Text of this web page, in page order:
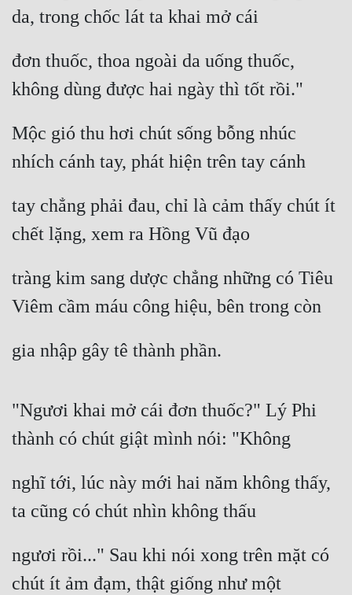
da, trong chốc lát ta khai mở cái
đơn thuốc, thoa ngoài da uống thuốc,
không dùng được hai ngày thì tốt rồi."
Mộc gió thu hơi chút sống bỗng nhúc
nhích cánh tay, phát hiện trên tay cánh
tay chẳng phải đau, chỉ là cảm thấy chút ít
chết lặng, xem ra Hồng Vũ đạo
tràng kim sang dược chẳng những có Tiêu
Viêm cầm máu công hiệu, bên trong còn
gia nhập gây tê thành phần.
"Ngươi khai mở cái đơn thuốc?" Lý Phi
thành có chút giật mình nói: "Không
nghĩ tới, lúc này mới hai năm không thấy,
ta cũng có chút nhìn không thấu
ngươi rồi..." Sau khi nói xong trên mặt có
chút ít ảm đạm, thật giống như một